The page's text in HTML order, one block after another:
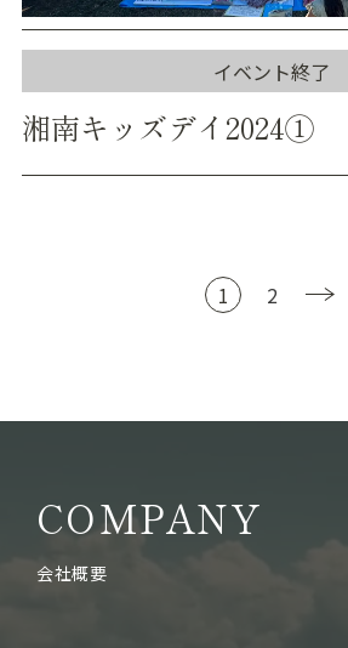
イベント終了
湘南キッズデイ2024①
1 2
COMPANY
会社概要